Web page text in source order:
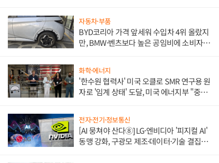
자동차·부품
BYD코리아 가격 앞세워 수입차 4위 올랐지
만, BMW·벤츠보다 높은 공임비에 소비자
화학·에너지
'한수원 협력사' 미국 오클로 SMR 연구용 원
자로 '임계 상태' 도달, 미국 에너지부 "중요
전자·전기·정보통신
[AI 뭉쳐야 산다⑧] LG·엔비디아 '피지컬 AI'
동맹 강화, 구광모 제조·데이터·기술 결집